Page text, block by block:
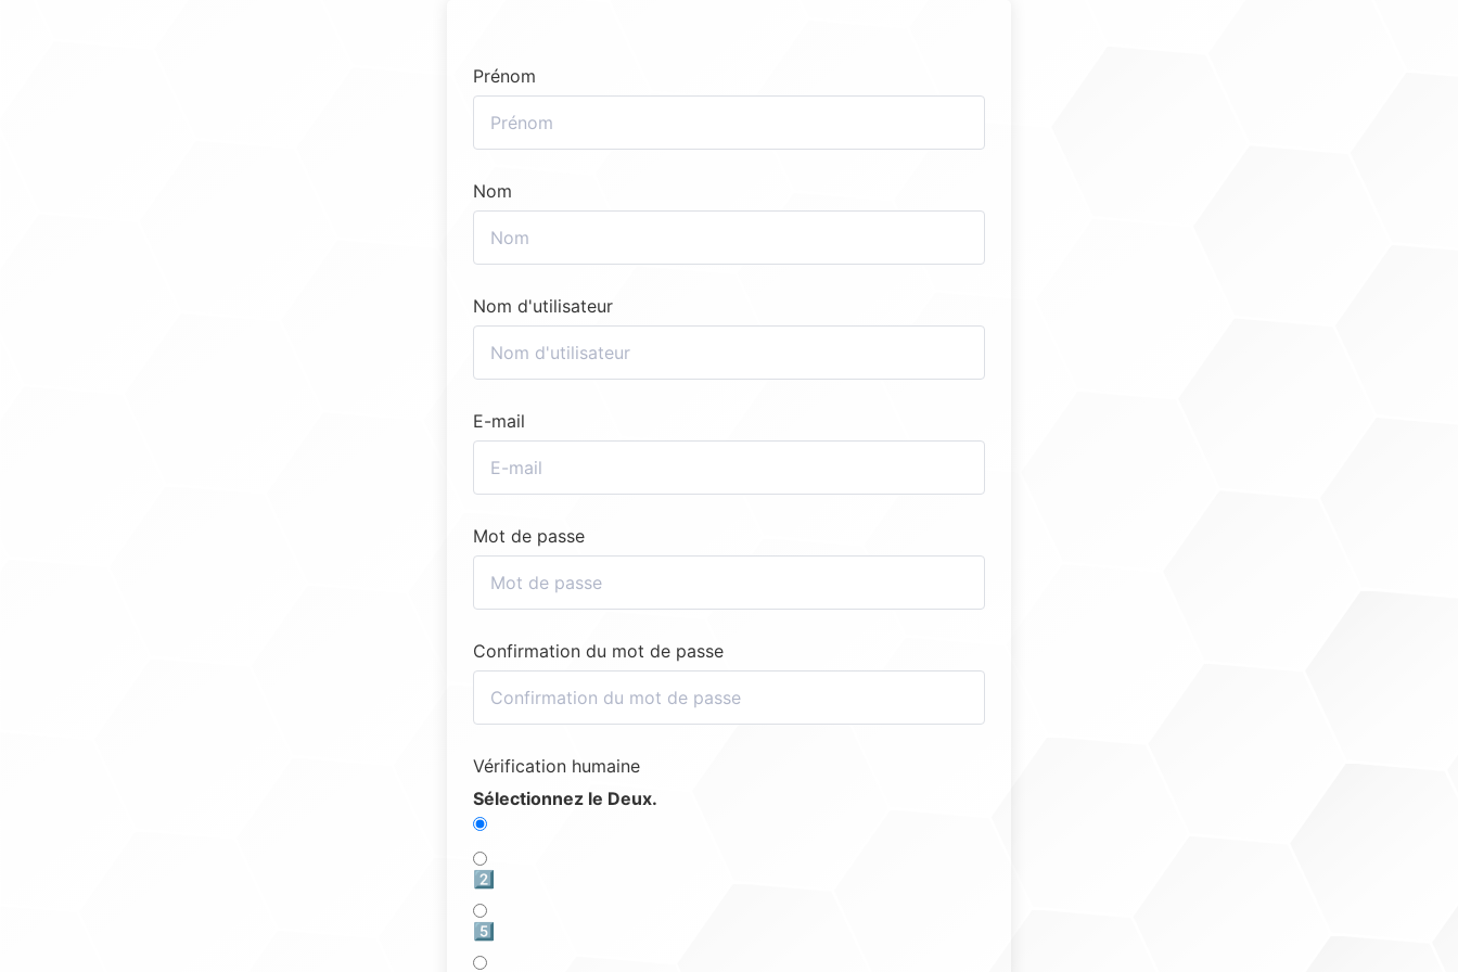
Prénom
Nom
Nom d'utilisateur
E-mail
Mot de passe
Confirmation du mot de passe
Vérification humaine
Sélectionnez le Deux.
2️⃣
5️⃣